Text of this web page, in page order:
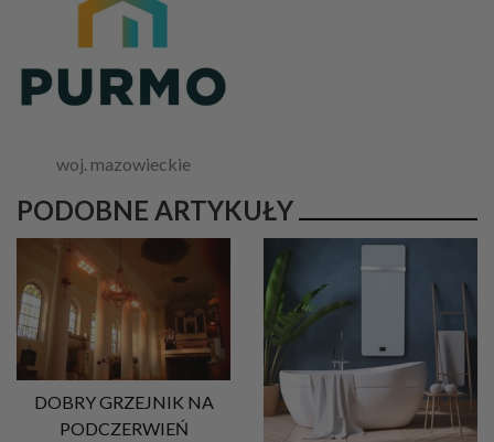
woj. mazowieckie
PODOBNE ARTYKUŁY
DOBRY GRZEJNIK NA
PODCZERWIEŃ